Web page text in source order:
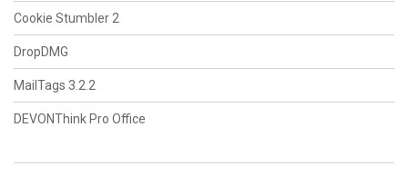
Cookie Stumbler 2
DropDMG
MailTags 3.2.2
DEVONThink Pro Office